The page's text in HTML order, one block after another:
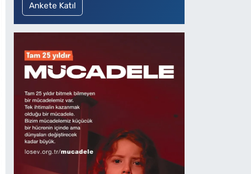
Ankete Katıl